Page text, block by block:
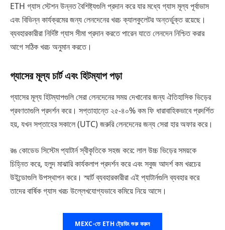
ETH গ্যাস স্টেশন উন্নত বৈশিষ্ট্যগুলি প্রদান করে যার মধ্যে গ্যাস মূল্য পূর্বাভাস
এবং বিভিন্ন কার্যক্রমের জন্য লেনদেনের খরচ ক্যালকুলেটর অন্তর্ভুক্ত রয়েছে।
ব্যবহারকারীরা নির্দিষ্ট গ্যাস সীমা প্রদান করতে পারেন যাতে লেনদেন নিশ্চিত করার
আগে সঠিক খরচ অনুমান করতে।
গ্যাসের মূল্য চার্ট এবং হিটম্যাপ পড়া
গ্যাসের মূল্য হিটম্যাপগুলি সেরা লেনদেনের সময় দেখানোর জন্য ঐতিহাসিক ভিড়ের
প্রবণতাগুলি প্রদর্শন করে। সপ্তাহান্তে ২৫-৪০% কম ফি ধারাবাহিকভাবে প্রদর্শিত
হয়, যখন সপ্তাহের সকালে (UTC) জরুরি লেনদেনের জন্য সেরা হার অফার করে।
রঙ কোডেড সিস্টেম প্যাটার্ন স্বীকৃতিকে সহজ করে: লাল উচ্চ ভিড়ের সময়কে
চিহ্নিত করে, হলুদ মাঝারি কার্যকলাপ প্রদর্শন করে এবং সবুজ আদর্শ কম খরচের
উইন্ডোগুলি উপস্থাপন করে। স্মার্ট ব্যবহারকারীরা এই প্যাটার্নগুলি ব্যবহার করে
তাদের বার্ষিক গ্যাস খরচ উল্লেখযোগ্যভাবে কমিয়ে নিয়ে আসে।
MEXC-তে ETH ট্রেডিং শুরু করুন